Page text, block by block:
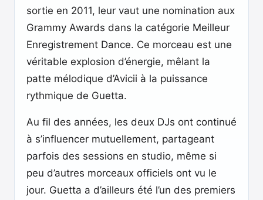
sortie en 2011, leur vaut une nomination aux
Grammy Awards dans la catégorie Meilleur
Enregistrement Dance. Ce morceau est une
véritable explosion d’énergie, mêlant la
patte mélodique d’Avicii à la puissance
rythmique de Guetta.
Au fil des années, les deux DJs ont continué
à s’influencer mutuellement, partageant
parfois des sessions en studio, même si
peu d’autres morceaux officiels ont vu le
jour. Guetta a d’ailleurs été l’un des premiers